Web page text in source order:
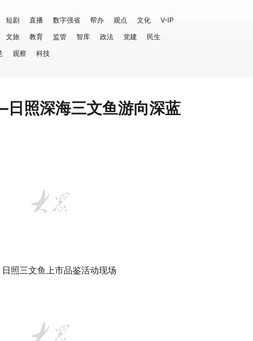
短剧 直播 数字强省 帮办 观点 文化
V-IP
文旅 教育 监管 智库 政法 党建
民生
观察 科技
照深海三文鱼游向深蓝
三文鱼上市品鉴活动现场